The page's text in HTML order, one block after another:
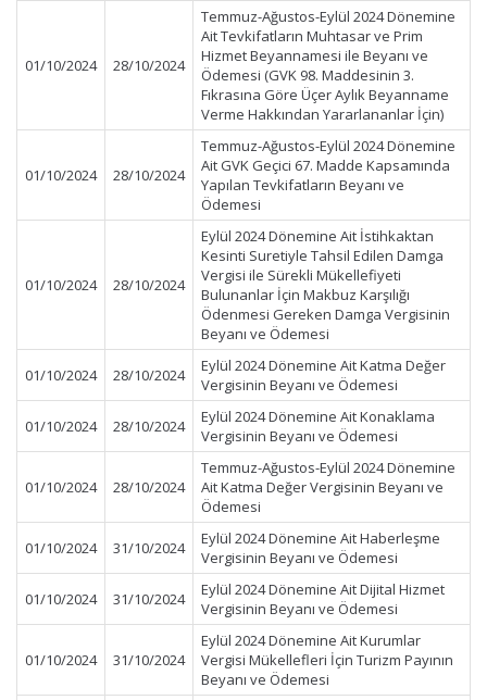
01/10/2024 28/10/2024
Temmuz-Ağustos-Eylül 2024 Dönemine
Ait Tevkifatların Muhtasar ve Prim
Hizmet Beyannamesi ile Beyanı ve
Ödemesi (GVK 98. Maddesinin 3.
Fıkrasına Göre Üçer Aylık Beyanname
Verme Hakkından Yararlananlar İçin)
01/10/2024 28/10/2024
Temmuz-Ağustos-Eylül 2024 Dönemine
Ait GVK Geçici 67. Madde Kapsamında
Yapılan Tevkifatların Beyanı ve
Ödemesi
01/10/2024 28/10/2024
Eylül 2024 Dönemine Ait İstihkaktan
Kesinti Suretiyle Tahsil Edilen Damga
Vergisi ile Sürekli Mükellefiyeti
Bulunanlar İçin Makbuz Karşılığı
Ödenmesi Gereken Damga Vergisinin
Beyanı ve Ödemesi
01/10/2024 28/10/2024
Eylül 2024 Dönemine Ait Katma Değer
Vergisinin Beyanı ve Ödemesi
01/10/2024 28/10/2024
Eylül 2024 Dönemine Ait Konaklama
Vergisinin Beyanı ve Ödemesi
01/10/2024 28/10/2024
Temmuz-Ağustos-Eylül 2024 Dönemine
Ait Katma Değer Vergisinin Beyanı ve
Ödemesi
01/10/2024 31/10/2024
Eylül 2024 Dönemine Ait Haberleşme
Vergisinin Beyanı ve Ödemesi
01/10/2024 31/10/2024
Eylül 2024 Dönemine Ait Dijital Hizmet
Vergisinin Beyanı ve Ödemesi
01/10/2024 31/10/2024
Eylül 2024 Dönemine Ait Kurumlar
Vergisi Mükellefleri İçin Turizm Payının
Beyanı ve Ödemesi